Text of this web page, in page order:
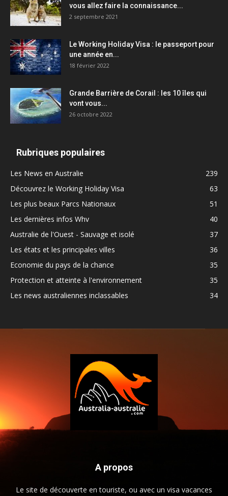
vous allez faire la connaissance...
2 septembre 2021
Le Working Holiday Visa : le passeport pour
une année en...
18 février 2022
Grande Barrière de Corail : les 10 îles qui
vont vous...
26 octobre 2022
Rubriques populaires
Les News en Australie
239
Découvrez le Working Holiday Visa
63
Les plus beaux Parcs Nationaux
51
Les dernières infos Whv
40
Australie de l'Ouest - Sauvage et isolé
37
Les états et les principales villes
36
Economie du pays de la chance
35
Protection et atteinte à l'environnement
35
Les news australiennes inclassables
34
A propos
Le site de découverte en touriste, ou avec un visa vacances